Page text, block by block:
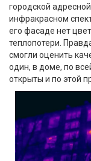
городской
инфракрасном
его фасаде нет
теплопотери.
смогли оценить
один, в доме, по
открыты и по этой